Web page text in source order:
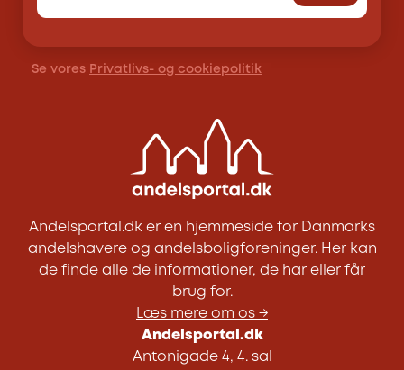
Se vores Privatlivs- og cookiepolitik
Andelsportal.dk er en hjemmeside for Danmarks
andelshavere og andelsboligforeninger. Her kan
de finde alle de informationer, de har eller får
brug for.
Læs mere om os →
Andelsportal.dk
Antonigade 4, 4. sal